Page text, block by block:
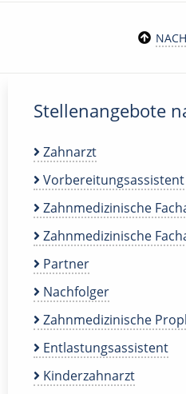
Stellenangebote
Zahnarzt
Vorbereitungsassistent
Zahnmedizinische
Zahnmedizinische
Partner
Nachfolger
Zahnmedizinische
Entlastungsassistent
Kinderzahnarzt